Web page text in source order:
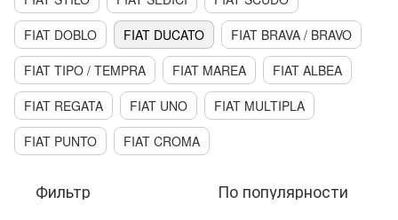
FIAT DOBLO
FIAT DUCATO
FIAT BRAVA / BRAVO
FIAT TIPO / TEMPRA
FIAT MAREA
FIAT ALBEA
FIAT REGATA
FIAT UNO
FIAT MULTIPLA
FIAT PUNTO
FIAT CROMA
Фильтр По популярности